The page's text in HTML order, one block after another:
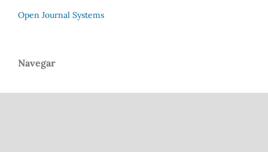
Open Journal Systems
Navegar